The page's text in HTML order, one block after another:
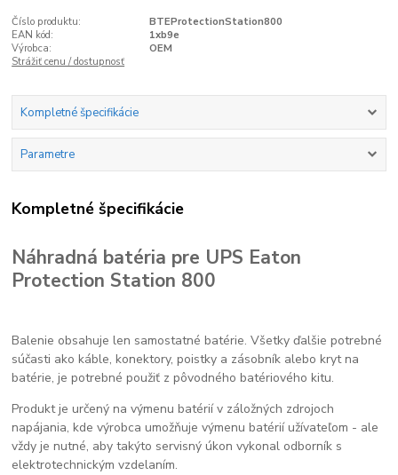
Číslo produktu:
BTEProtectionStation800
EAN kód:
1xb9e
Výrobca:
OEM
Strážiť cenu / dostupnosť
Kompletné špecifikácie
Parametre
Kompletné špecifikácie
Náhradná batéria pre UPS Eaton
Protection Station 800
Balenie obsahuje len samostatné batérie. Všetky ďalšie potrebné
súčasti ako káble, konektory, poistky a zásobník alebo kryt na
batérie, je potrebné použiť z pôvodného batériového kitu.
Produkt je určený na výmenu batérií v záložných zdrojoch
napájania, kde výrobca umožňuje výmenu batérií užívateľom - ale
vždy je nutné, aby takýto servisný úkon vykonal odborník s
elektrotechnickým vzdelaním.